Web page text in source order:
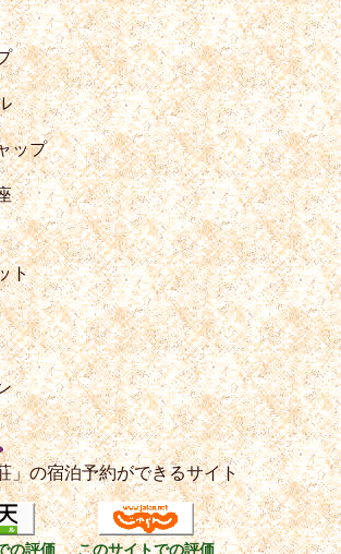
ップ
ト
」の宿泊予約ができるサイト
の評価 このサイトでの評価